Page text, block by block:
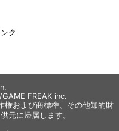
ク
FREAK inc.
権および商標権、その他知的財
元に帰属します。